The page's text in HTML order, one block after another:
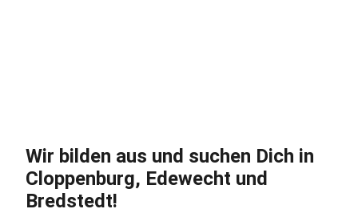
Wir bilden aus und suchen Dich in
Cloppenburg, Edewecht und
Bredstedt!